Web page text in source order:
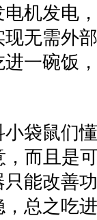
机发电
无需外
一碗饭
袋鼠们
，而且是
能改善
总之吃